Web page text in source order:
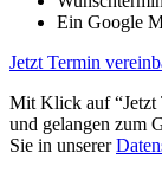
Ein Google
Jetzt Termin
Mit Klick auf “Jetzt
und gelangen zum
Sie in unserer